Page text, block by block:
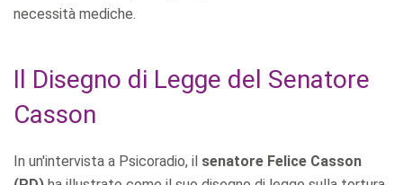
necessità mediche.
Il Disegno di Legge del Senatore
Casson
In un'intervista a Psicoradio, il senatore Felice Casson